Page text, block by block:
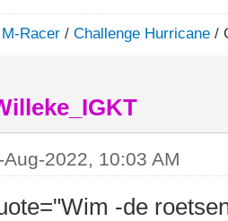
Racer /Challenge Hurricane /
Aug-2022, 10:03 AM
-de